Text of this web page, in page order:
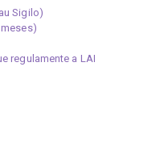
Sigilo)
regulamente a LAI